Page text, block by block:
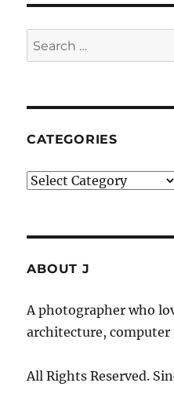
Search
for:
CATEGORIES
Categories
ABOUT J
A photographer who
architecture, computer
All Rights Reserved.